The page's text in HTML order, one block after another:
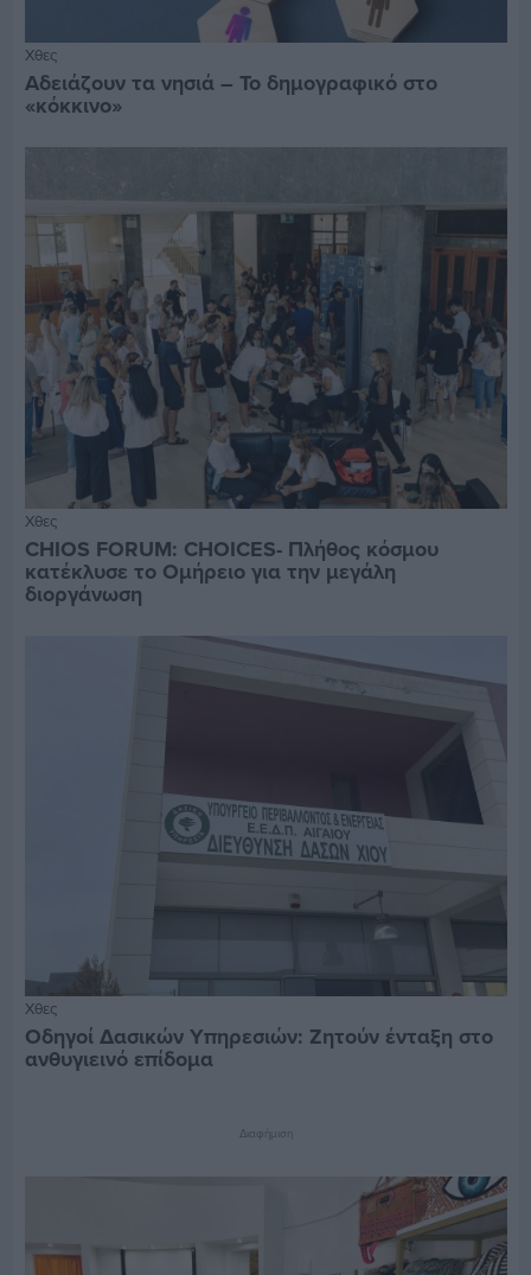
Χθες
Αδειάζουν τα νησιά – Το δημογραφικό στο
«κόκκινο»
Χθες
CHIOS FORUM: CHOICES- Πλήθος κόσμου
κατέκλυσε το Ομήρειο για την μεγάλη
διοργάνωση
Χθες
Οδηγοί Δασικών Υπηρεσιών: Ζητούν ένταξη στο
ανθυγιεινό επίδομα
Διαφήμιση